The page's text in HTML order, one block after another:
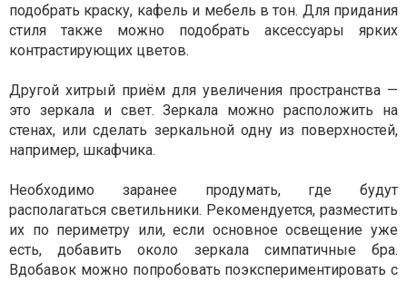
подобрать краску, кафель и мебель в тон. Для придания
стиля также можно подобрать аксессуары ярких
контрастирующих цветов.
Другой хитрый приём для увеличения пространства —
это зеркала и свет. Зеркала можно расположить на
стенах, или сделать зеркальной одну из поверхностей,
например, шкафчика.
Необходимо заранее продумать, где будут
располагаться светильники. Рекомендуется, разместить
их по периметру или, если основное освещение уже
есть, добавить около зеркала симпатичные бра.
Вдобавок можно попробовать поэкспериментировать с